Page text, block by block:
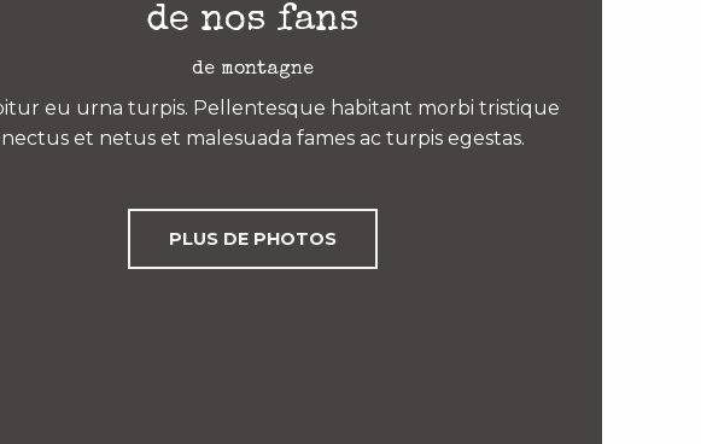
de nos fans
de montagne
eu urna turpis. Pellentesque habitant morbi tristique
et netus et malesuada fames ac turpis egestas.
PLUS DE PHOTOS